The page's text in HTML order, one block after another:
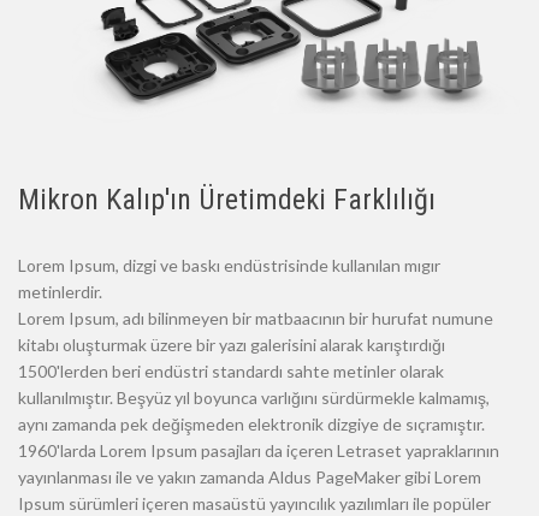
Mikron Kalıp'ın Üretimdeki Farklılığı
Lorem Ipsum, dizgi ve baskı endüstrisinde kullanılan mıgır
metinlerdir.
Lorem Ipsum, adı bilinmeyen bir matbaacının bir hurufat numune
kitabı oluşturmak üzere bir yazı galerisini alarak karıştırdığı
1500'lerden beri endüstri standardı sahte metinler olarak
kullanılmıştır. Beşyüz yıl boyunca varlığını sürdürmekle kalmamış,
aynı zamanda pek değişmeden elektronik dizgiye de sıçramıştır.
1960'larda Lorem Ipsum pasajları da içeren Letraset yapraklarının
yayınlanması ile ve yakın zamanda Aldus PageMaker gibi Lorem
Ipsum sürümleri içeren masaüstü yayıncılık yazılımları ile popüler